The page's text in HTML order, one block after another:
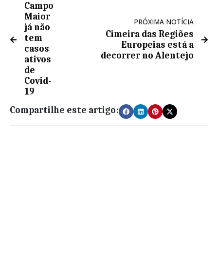
Campo
Maior
já não
tem
casos
ativos
de
Covid-
19
PRÓXIMA NOTÍCIA
Cimeira das Regiões
Europeias está a
decorrer no Alentejo
Compartilhe este artigo: